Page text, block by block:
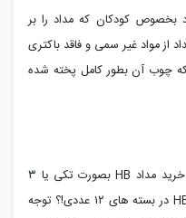
بخصوص کودکان که مداد را بر
مواد غیر سمی و فاقد باکتری
که چوب آن بطور کامل پخته شده
مداد HB
بصورت تکی یا ۳
در بسته های ۱۲ عددی!؟ توجه